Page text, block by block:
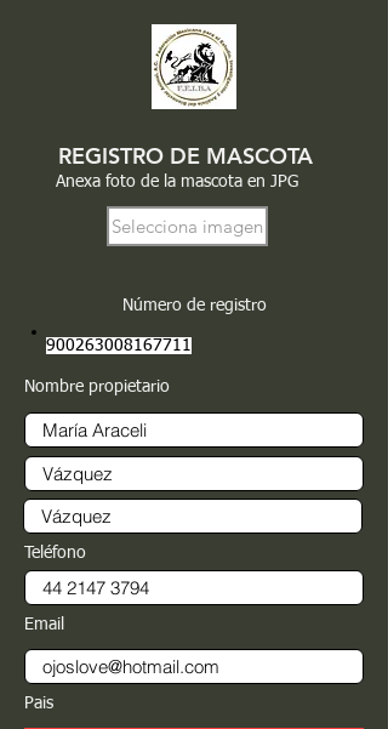
REGISTRO DE MASCOTA
Anexa foto de la mascota en JPG
Selecciona imagen
Número de registro
900263008167711
Nombre propietario
Teléfono
Email
Pais